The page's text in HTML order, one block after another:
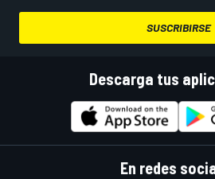
SUSCRIBIRSE
Descarga tus
En redes